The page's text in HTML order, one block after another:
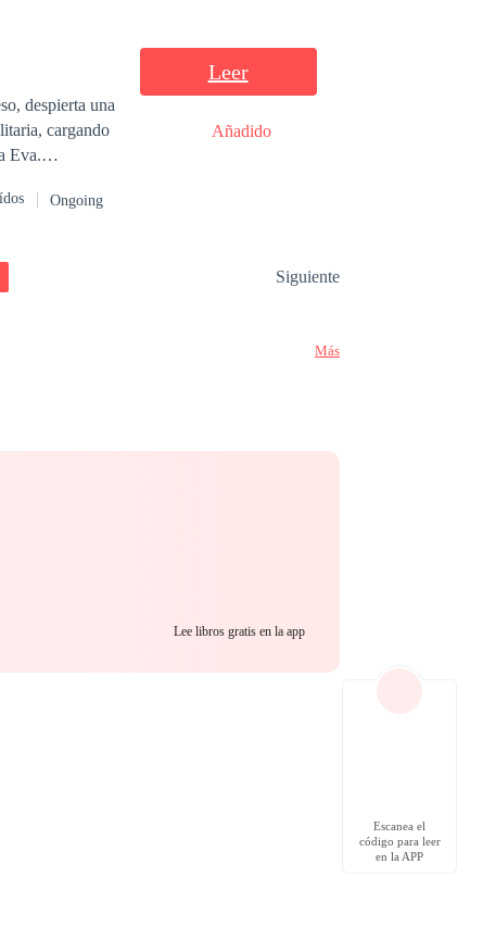
despierta una
Eva.
de Lucian. A
Ongoing
Leer
Añadido
Siguiente
Más
Lee libros gratis en la app
Escanea el
código para leer
en la APP